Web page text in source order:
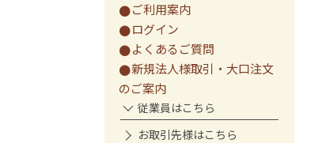
ご利用案内
ログイン
よくあるご質問
新規法人様取引・大口注文
のご案内
従業員はこちら
お取引先様はこちら